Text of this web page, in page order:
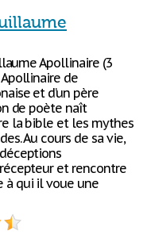
Apollinaire (3
de
et d’un père
de poète naît
la bible et les mythes
Au cours de sa vie,
et rencontre
à qui il voue une